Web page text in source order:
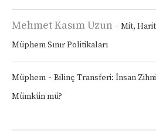
Mehmet Kasım Uzun - Mit,
Müphem Sınır Politikaları
Müphem - Bilinç Transferi: İnsan
Mümkün mü?